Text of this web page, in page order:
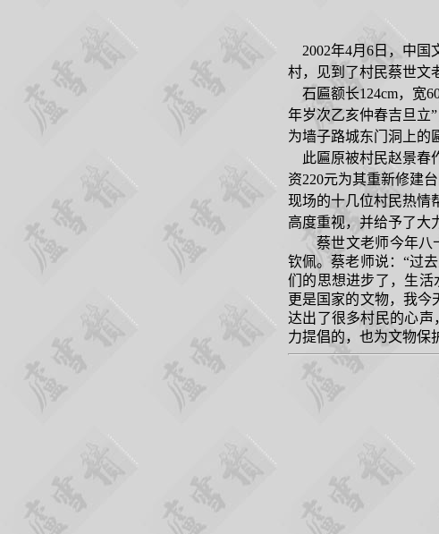
2002年4月 6 日，中国
村，见到了村民蔡世文
石匾额长124cm，宽
年岁次乙亥仲春吉旦立
为墙子路城东门洞上的
此匾原被村民赵景春
资220元为其重新修建
现场的十几位村民热情
高度重视，并给予了大
蔡世文老师今年八
钦佩。蔡老师说：“过
们的思想进步了，生活
更是国家的文物，我今
达出了很多村民的心
力提倡的，也为文物保